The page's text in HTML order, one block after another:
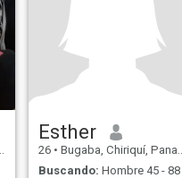
Esther
26 • Bugaba, Chiriquí, Panamá
Buscando: Hombre 45 - 88